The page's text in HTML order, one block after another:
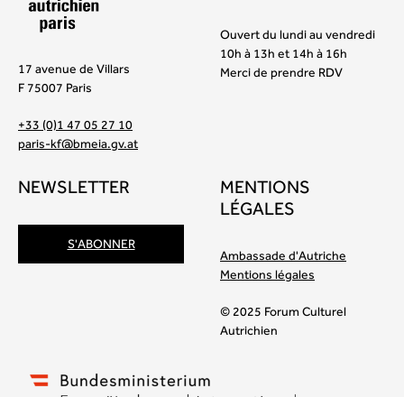
17 avenue de Villars
F 75007 Paris
+33 (0)1 47 05 27 10
paris-kf@bmeia.gv.at
Ouvert du lundi au vendredi
10h à 13h et 14h à 16h
Merci de prendre RDV
NEWSLETTER
S'ABONNER
MENTIONS
LÉGALES
Ambassade d'Autriche
Mentions légales
© 2025 Forum Culturel
Autrichien